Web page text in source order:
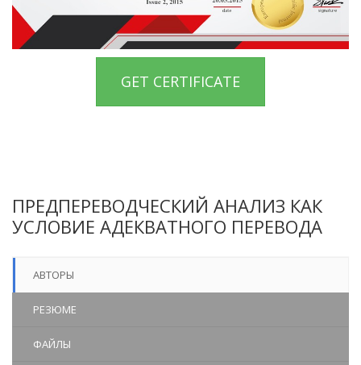
GET CERTIFICATE
ПРЕДПЕРЕВОДЧЕСКИЙ АНАЛИЗ КАК
УСЛОВИЕ АДЕКВАТНОГО ПЕРЕВОДА
АВТОРЫ
РЕЗЮМЕ
ФАЙЛЫ